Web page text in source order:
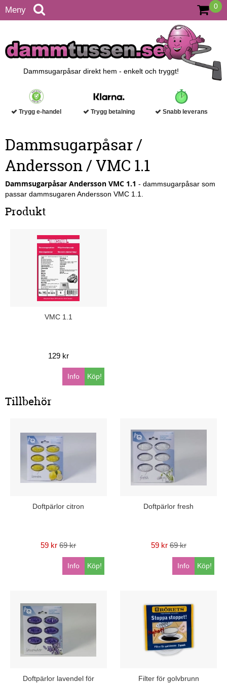
Meny 0
Dammsugarpåsar direkt hem - enkelt och tryggt!
Trygg e-handel Trygg betalning Snabb leverans
Dammsugarpåsar /
Andersson / VMC 1.1
Dammsugarpåsar Andersson VMC 1.1 - dammsugarpåsar som
passar dammsugaren Andersson VMC 1.1.
Produkt
VMC 1.1
129 kr
Köp!
Info
Tillbehör
Doftpärlor citron
59 kr 69 kr
Köp!
Info
Doftpärlor fresh
59 kr 69 kr
Köp!
Info
Doftpärlor lavendel för
Filter för golvbrunn